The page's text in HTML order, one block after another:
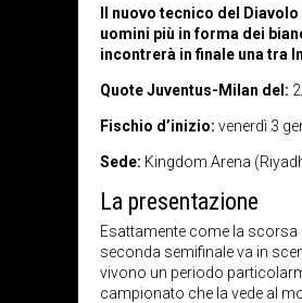
Il nuovo tecnico del
uomini più in forma dei
incontrerà in finale una tra
Quote Juventus-Milan del:
Fischio d’inizio: venerdì 3
Sede: Kingdom Arena
La presentazione
Esattamente come la scorsa
seconda semifinale va in
vivono un periodo
campionato che la vede al